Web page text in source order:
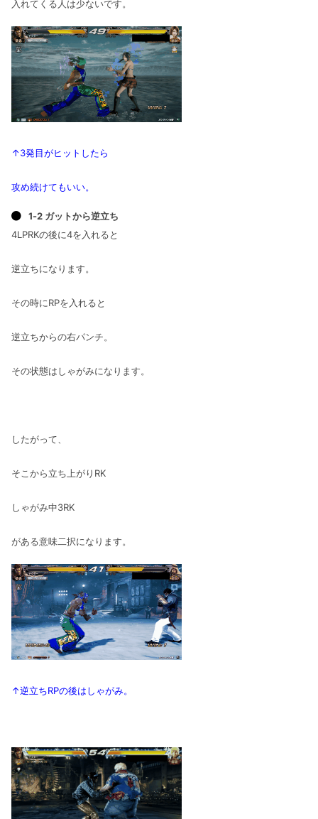
入れてくる人は少ないです。
↑3発目がヒットしたら
攻め続けてもいい。
1-2 ガットから逆立ち
4LPRKの後に4を入れると
逆立ちになります。
その時にRPを入れると
逆立ちからの右パンチ。
その状態はしゃがみになります。
したがって、
そこから立ち上がりRK
しゃがみ中3RK
がある意味二択になります。
↑逆立ちRPの後はしゃがみ。